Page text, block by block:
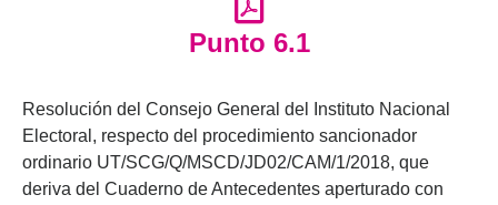
Punto 6.1
Resolución del Consejo General del Instituto Nacional
Electoral, respecto del procedimiento sancionador
ordinario UT/SCG/Q/MSCD/JD02/CAM/1/2018, que
deriva del Cuaderno de Antecedentes aperturado con